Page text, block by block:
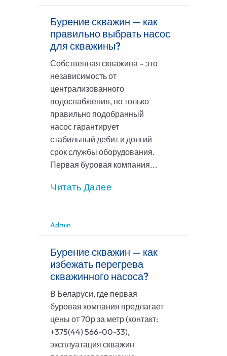
Бурение скважин — как
правильно выбрать насос
для скважины?
Собственная скважина – это
независимость от
централизованного
водоснабжения, но только
правильно подобранный
насос гарантирует
стабильный дебит и долгий
срок службы оборудования.
Первая буровая компания...
Читать Далее
Admin
Бурение скважин — как
избежать перегрева
скважинного насоса?
В Беларуси, где первая
буровая компания предлагает
цены от 70р за метр (контакт:
+375(44) 566-00-33),
эксплуатация скважин